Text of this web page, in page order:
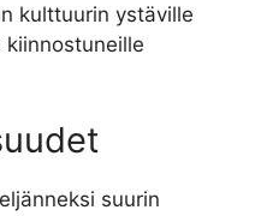
kulttuurin ystäville
suurin